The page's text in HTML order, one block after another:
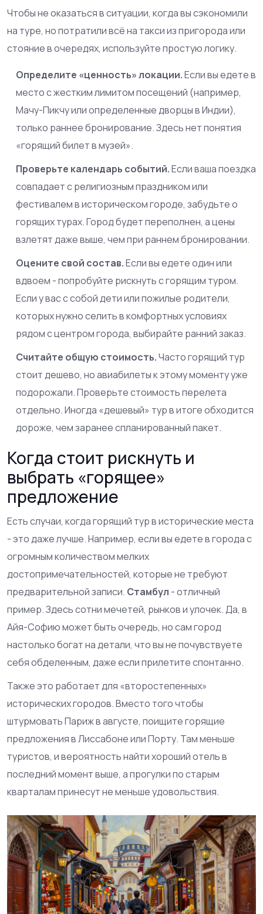
Чтобы не оказаться в ситуации, когда вы сэкономили
на туре, но потратили всё на такси из пригорода или
стояние в очередях, используйте простую логику.
Определите «ценность» локации.Если вы едете в
место с жестким лимитом посещений (например,
Мачу-Пикчу или определенные дворцы в Индии),
только раннее бронирование. Здесь нет понятия
«горящий билет в музей».
Проверьте календарь событий.Если ваша поездка
совпадает с религиозным праздником или
фестивалем в историческом городе, забудьте о
горящих турах. Город будет переполнен, а цены
взлетят даже выше, чем при раннем бронировании.
Оцените свой состав.Если вы едете один или
вдвоем - попробуйте рискнуть с горящим туром.
Если у вас с собой дети или пожилые родители,
которых нужно селить в комфортных условиях
рядом с центром города, выбирайте ранний заказ.
Считайте общую стоимость.Часто горящий тур
стоит дешево, но авиабилеты к этому моменту уже
подорожали. Проверьте стоимость перелета
отдельно. Иногда «дешевый» тур в итоге обходится
дороже, чем заранее спланированный пакет.
Когда стоит рискнуть и
выбрать «горящее»
предложение
Есть случаи, когда горящий тур в исторические места
- это даже лучше. Например, если вы едете в города с
огромным количеством мелких
достопримечательностей, которые не требуют
предварительной записи. Стамбул - отличный
пример. Здесь сотни мечетей, рынков и улочек. Да, в
Айя-Софию может быть очередь, но сам город
настолько богат на детали, что вы не почувствуете
себя обделенным, даже если прилетите спонтанно.
Также это работает для «второстепенных»
исторических городов. Вместо того чтобы
штурмовать Париж в августе, поищите горящие
предложения в Лиссабоне или Порту. Там меньше
туристов, и вероятность найти хороший отель в
последний момент выше, а прогулки по старым
кварталам принесут не меньше удовольствия.